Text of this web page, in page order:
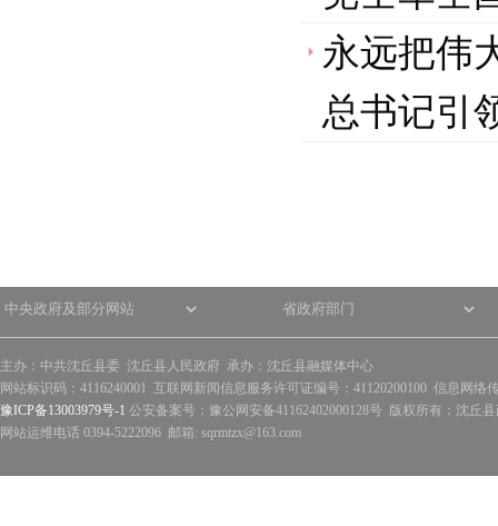
永远把伟
总书记引
主办：中共沈丘县委 沈丘县人民政府 承办：沈丘县融媒体中心
网站标识码：4116240001 互联网新闻信息服务许可证编号：41120200100 信息网络
豫ICP备13003979号-1 公安备案号：豫公网安备41162402000128号 版权所有：沈丘
网站运维电话 0394-5222096 邮箱: sqrmtzx@163.com